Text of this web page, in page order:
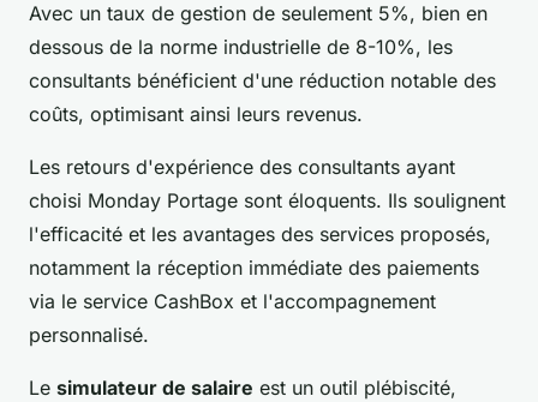
Avec un taux de gestion de seulement 5%, bien en
dessous de la norme industrielle de 8-10%, les
consultants bénéficient d'une réduction notable des
coûts, optimisant ainsi leurs revenus.
Les retours d'expérience des consultants ayant
choisi Monday Portage sont éloquents. Ils soulignent
l'efficacité et les avantages des services proposés,
notamment la réception immédiate des paiements
via le service CashBox et l'accompagnement
personnalisé.
Le simulateur de salaire est un outil plébiscité,